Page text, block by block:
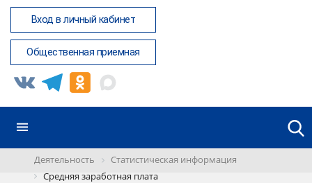
Вход в личный кабинет
Общественная приемная
Деятельность
Статистическая информация
Средняя заработная плата